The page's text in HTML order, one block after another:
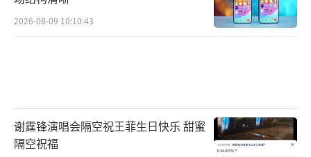
2026-08-09 10:10:43
谢霆锋演唱会隔空祝王菲生日快乐 甜蜜
隔空祝福